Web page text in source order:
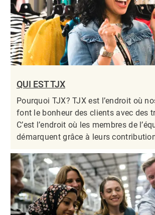
QUI EST TJX
Pourquoi TJX? TJX est l’endroit où
font le bonheur des clients avec des
C’est l’endroit où les membres de
démarquent grâce à leurs